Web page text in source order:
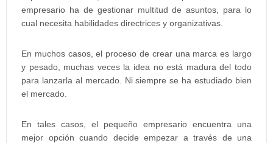
empresario ha de gestionar multitud de asuntos, para lo
cual necesita habilidades directrices y organizativas.
En muchos casos, el proceso de crear una marca es largo
y pesado, muchas veces la idea no está madura del todo
para lanzarla al mercado. Ni siempre se ha estudiado bien
el mercado.
En tales casos, el pequeño empresario encuentra una
mejor opción cuando decide empezar a través de una